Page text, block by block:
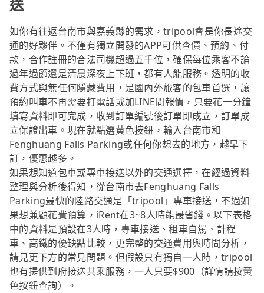
送
如你有往返台南市與嘉義縣的需求，tripool會是你長途交
通的好夥伴。不僅有獨立開發的APP可供查價、預約、付
款，合作註冊的合法司機超過五千位，確保每位乘客不論
過年過節還是清晨深夜上下班，都有人能服務。透明的收
費方式與無任何隱藏費用，是國內外旅客的包車首選，讓
預約叫車不再需要打電話或加LINE問報價，只要花一分鐘
填寫資料即可完成，收到訂單編號後訂單即成立，訂單成
立保證出車。現在就點選黃色按鈕，輸入台南市和
Fenghuang Falls Parking或任何你想去的地方，越早下
訂，優惠越多。
如果想知道包車或專車接送以外的交通選擇，在經過資料
整理與分析後得知，從台南市去Fenghuang Falls
Parking最快的陸路交通是「tripool」專車接送，不過如
果想兼顧花費預算，iRent在3~8人時能最省錢。以下表格
中的資料是預設在3人時，專車接送、租車自駕、計程
車、高鐵的優缺點比較，更完整的交通費用與時間分析，
請見更下方的常見問題。但假設只有獨自一人時，tripool
也有提供到府接送共乘服務，一人只要$900（詳情請按黃
色按鈕查詢）。